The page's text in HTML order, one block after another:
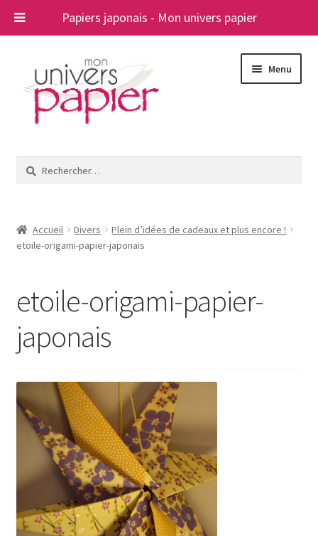
Papiers japonais - Mon univers papier
navigation
contenu
Menu
le
A propos
Rechercher :
Accueil Divers
Plein d’idées de cadeaux et plus encore !
etoile-origami-papier-japonais
etoile-origami-papier-
japonais